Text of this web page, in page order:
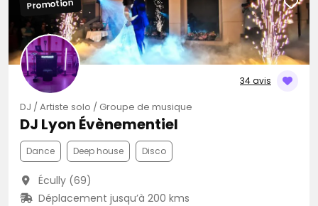
34 avis
Promotion
DJ / Artiste solo / Groupe de musique
DJ Lyon Évènementiel
Dance Deep house Disco
Écully (69)
Déplacement jusqu’à 200 kms